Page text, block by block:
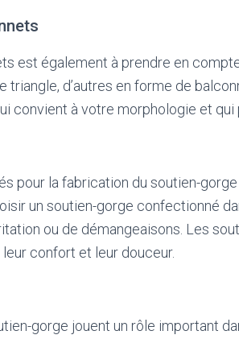
est également à prendre en
triangle, d’autres en forme de
convient à votre morphologie et
pour la fabrication du soutien-
un soutien-gorge confectionné
ou de démangeaisons. Les
confort et leur douceur.
gorge jouent un rôle important